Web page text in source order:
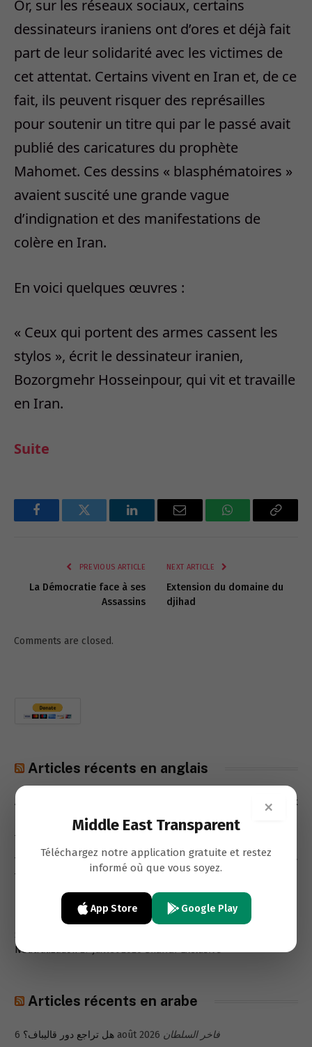
Or, sur les réseaux sociaux, certains
dessinateurs iraniens ont d’ores et déjà fait
part de leur solidarité avec les victimes de
cet attentat. Certains vivent en Iran et, de ce
fait, ils peuvent risquer des représailles
pour soutenir un titre qui par le passé avait
publié des caricatures du prophète
Mahomet. Ces dessins « blasphématoires »
avaient suscité une grande vague
d’indignation et des manifestations de
colère en Iran.
En voici quelques œuvres :
« Ceux qui portent des armes cassent les
stylos », écrit le dessinateur iranien,
Bozorgmehr Hosseinpour, qui vit et travaille
en Iran.
Suite
FacebookTwitter LinkedInEmail WhatsAppCopy
PREVIOUS ARTICLE
La Démocratie face à ses
Assassins
NEXT ARTICLE
Extension du domaine du
djihad
Comments are closed.
Articles récents en anglais
A New Exit for Lebanon’s Trapped Depositors- The Beirut Stock
4 août 2026
The Poverty Lebanon Refuses to See
Türkiye seeks post-UNIFIL role as Lebanon builds new security
framework
Yusuf Kanli
Kuwait and the Future of U.S. Power Projection
29 juillet 2026
Strategic Assessment: From Regime Change to Strategic
Neutralization 27 juillet 2026 Shaffaf Exclusive
Articles récents en arabe
هل تراجع دور قاليباف؟ 6 août 2026 فاخر السلطان
×
Middle East Transparent
Téléchargez notre application gratuite et restez
informé où que vous soyez.
App Store Google Play